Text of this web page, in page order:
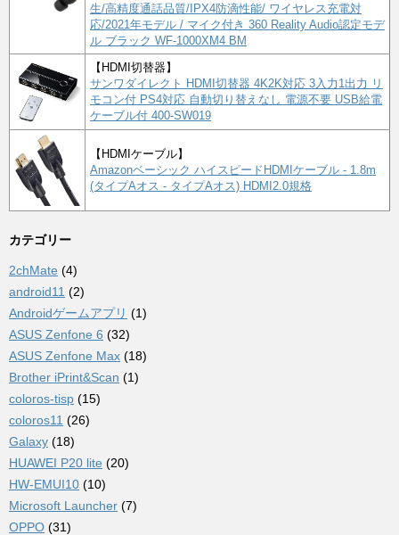
生/高精度通話品質/IPX4防滴性能/ ワイヤレス充電対
応/2021年モデル / マイク付き 360 Reality Audio認定モデ
ル ブラック WF-1000XM4 BM
【HDMI切替器】
サンワダイレクト HDMI切替器 4K2K対応 3入力1出力 リ
モコン付 PS4対応 自動切り替えなし 電源不要 USB給電
ケーブル付 400-SW019
【HDMIケーブル】
Amazonベーシック ハイスピードHDMIケーブル - 1.8m
(タイプAオス - タイプAオス) HDMI2.0規格
カテゴリー
2chMate (4)
android11 (2)
Androidゲームアプリ (1)
ASUS Zenfone 6 (32)
ASUS Zenfone Max (18)
Brother iPrint&Scan (1)
coloros-tisp (15)
coloros11 (26)
Galaxy (18)
HUAWEI P20 lite (20)
HW-EMUI10 (10)
Microsoft Launcher (7)
OPPO (31)